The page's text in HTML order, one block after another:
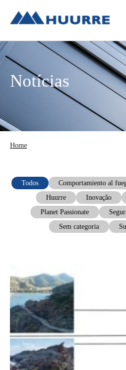
para
menu
principal
content
para
barra
lateral
principal
Notícias
Home
Todos Comportamiento al
Huurre
Inovação
Planet Passionate
Sem categoria